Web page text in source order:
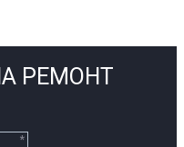
РЕМОНТ
*